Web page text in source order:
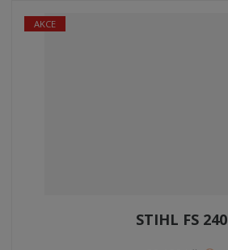
AKCE
STIHL FS 240